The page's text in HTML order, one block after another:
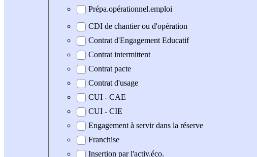
Prépa.opérationnel.emploi
CDI de chantier ou d'opération
Contrat d'Engagement Educatif
Contrat intermittent
Contrat pacte
Contrat d'usage
CUI - CAE
CUI - CIE
Engagement à servir dans la réserve
Franchise
Insertion par l'activ.éco.